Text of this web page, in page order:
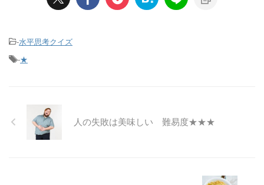
-水平思考クイズ
-★
人の失敗は美味しい 難易度★★★